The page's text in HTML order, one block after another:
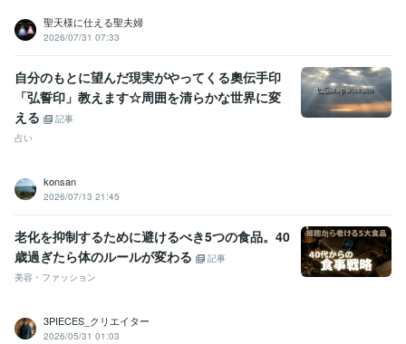
聖天様に仕える聖夫婦
2026/07/31 07:33
自分のもとに望んだ現実がやってくる奧伝手印
「弘誓印」教えます☆周囲を清らかな世界に変
える
記事
占い
konsan
2026/07/13 21:45
老化を抑制するために避けるべき5つの食品。40
歳過ぎたら体のルールが変わる
記事
美容・ファッション
3PIECES_クリエイター
2026/05/31 01:03